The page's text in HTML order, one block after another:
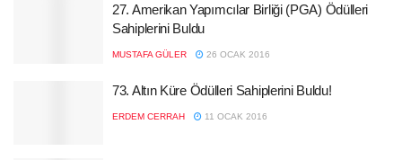
27. Amerikan Yapımcılar Birliği (PGA) Ödülleri
Sahiplerini Buldu
MUSTAFA GÜLER 26 OCAK 2016
73. Altın Küre Ödülleri Sahiplerini Buldu!
ERDEM CERRAH 11 OCAK 2016